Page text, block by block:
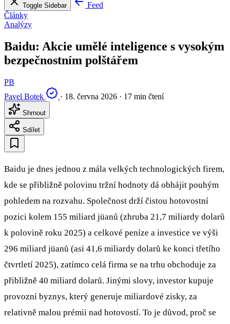
Toggle Sidebar
Feed
Články
Analýzy
Baidu: Akcie umělé inteligence s vysokým
bezpečnostním polštářem
PB
Pavel Botek
· 18. června 2026 · 17 min čtení
Shrnout
Sdílet
Baidu je dnes jednou z mála velkých technologických firem,
kde se přibližně polovinu tržní hodnoty dá obhájit pouhým
pohledem na rozvahu. Společnost drží čistou hotovostní
pozici kolem 155 miliard jüanů (zhruba 21,7 miliardy dolarů
k polovině roku 2025) a celkové peníze a investice ve výši
296 miliard jüanů (asi 41,6 miliardy dolarů ke konci třetího
čtvrtletí 2025), zatímco celá firma se na trhu obchoduje za
přibližně 40 miliard dolarů. Jinými slovy, investor kupuje
provozní byznys, který generuje miliardové zisky, za
relativně malou prémii nad hotovostí. To je důvod, proč se